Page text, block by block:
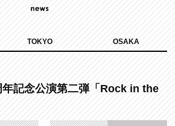
TOKYO OSAKA
年記念公演第二弾「Rock in the